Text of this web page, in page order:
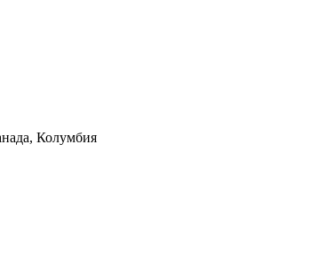
Колумбия